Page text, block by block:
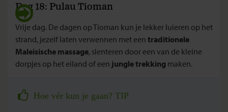
Dag 18: Pulau Tioman
Vrije dag. De dagen op Tioman kun je lekker luieren op het
strand, jezelf laten verwennen met een traditionele
Maleisische massage, slenteren door een van de kleine
dorpjes op het eiland of een jungle trekking maken.
Hoe vér kun je gaan? TIP